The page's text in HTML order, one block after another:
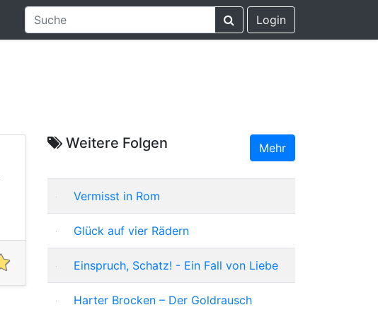
Login
Weitere Folgen Mehr
Vermisst in Rom
Glück auf vier Rädern
Einspruch, Schatz! - Ein Fall von Liebe
Harter Brocken – Der Goldrausch